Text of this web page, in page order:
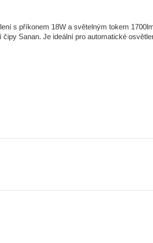
s příkonem 18W a světelným tokem
Sanan. Je ideální pro automatické